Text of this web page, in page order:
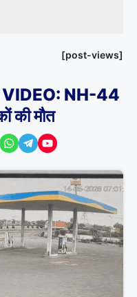
[post-views]
VIDEO: NH-44
की मौत